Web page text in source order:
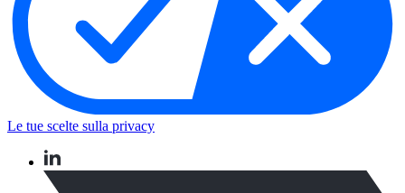
Le tue scelte sulla privacy